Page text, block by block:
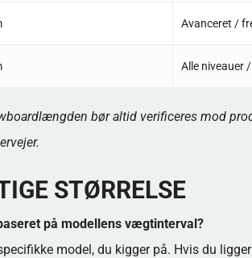
Avanceret /
Alle niveauer
bør altid verificeres mod
STØRRELSE
på modellens vægtinterval?
model, du kigger på. Hvis du